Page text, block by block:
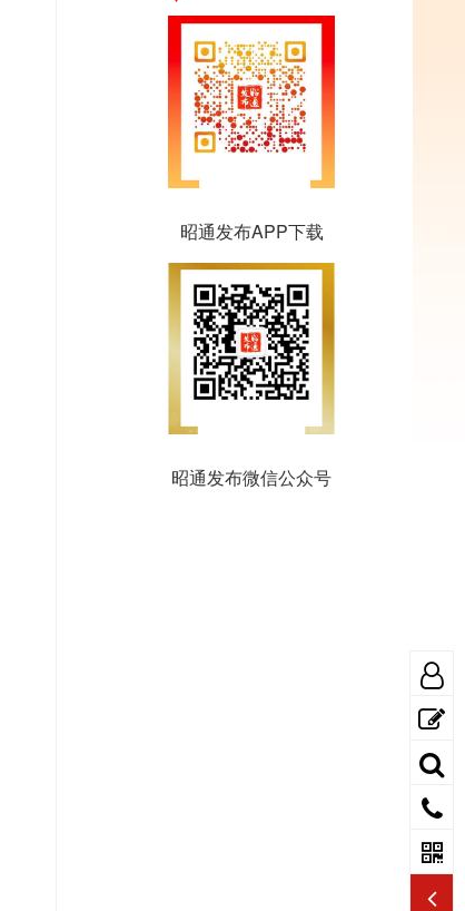
昭通发布APP下载
昭通发布微信公众号